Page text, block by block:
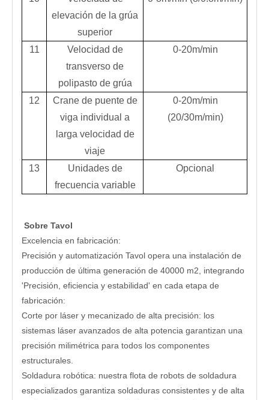
elevación de la grúa
superior
11
Velocidad de
transverso de
polipasto de grúa
0-20m/min
12
Crane de puente de
viga individual a
larga velocidad de
viaje
0-20m/min
(20/30m/min)
13
Unidades de
frecuencia variable
Opcional
Sobre Tavol
Excelencia en fabricación:
Precisión y automatización Tavol opera una instalación de
producción de última generación de 40000 m2, integrando
'Precisión, eficiencia y estabilidad' en cada etapa de
fabricación:
Corte por láser y mecanizado de alta precisión: los
sistemas láser avanzados de alta potencia garantizan una
precisión milimétrica para todos los componentes
estructurales.
Soldadura robótica: nuestra flota de robots de soldadura
especializados garantiza soldaduras consistentes y de alta